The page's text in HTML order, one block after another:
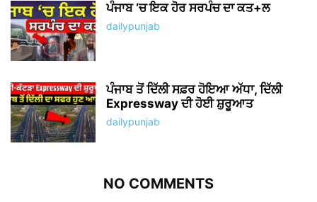
ਪੰਜਾਬ ‘ਚ ਇਕ ਹੋਰ ਸਰਪੰਚ ਦਾ ਕਤ+ਲ
dailypunjab
ਪੰਜਾਬ ਤੋਂ ਦਿੱਲੀ ਸਫ਼ਰ ਹੋਇਆ ਅੱਧਾ, ਦਿੱਲੀ
Expressway ਦੀ ਹੋਈ ਸ਼ੁਰੂਆਤ
dailypunjab
NO COMMENTS